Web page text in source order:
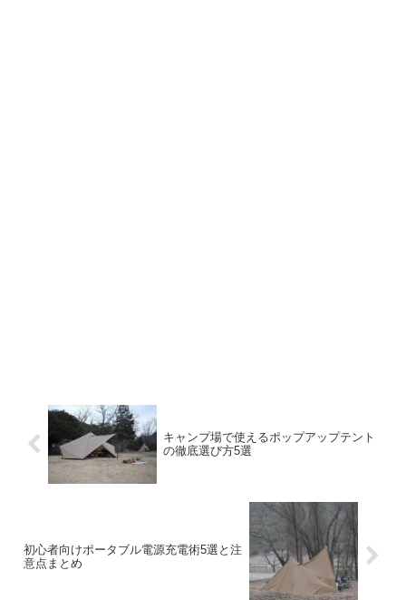
キャンプ場で使えるポップアップテント
の徹底選び方5選
初心者向けポータブル電源充電術5選と注
意点まとめ